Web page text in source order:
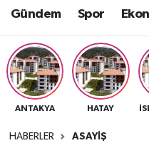
Gündem Spor
ANTAKYA HATAY
HABERLER ASAYIŞ
Eğitim
Ekonomi
Gündem
Namaz Vakitleri
Trafik Durumu
Süper Lig Puan